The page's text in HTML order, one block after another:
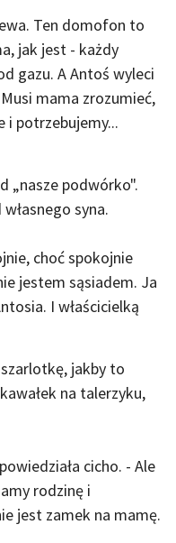
Ten domofon to
jak jest - każdy
gazu. A Antoś wyleci
mama zrozumieć,
i potrzebujemy...
„nasze podwórko".
syna.
choć spokojnie
jestem sąsiadem. Ja
I właścicielką
szarlotkę, jakby to
na talerzyku,
cicho. - Ale
rodzinę i
jest zamek na mamę.